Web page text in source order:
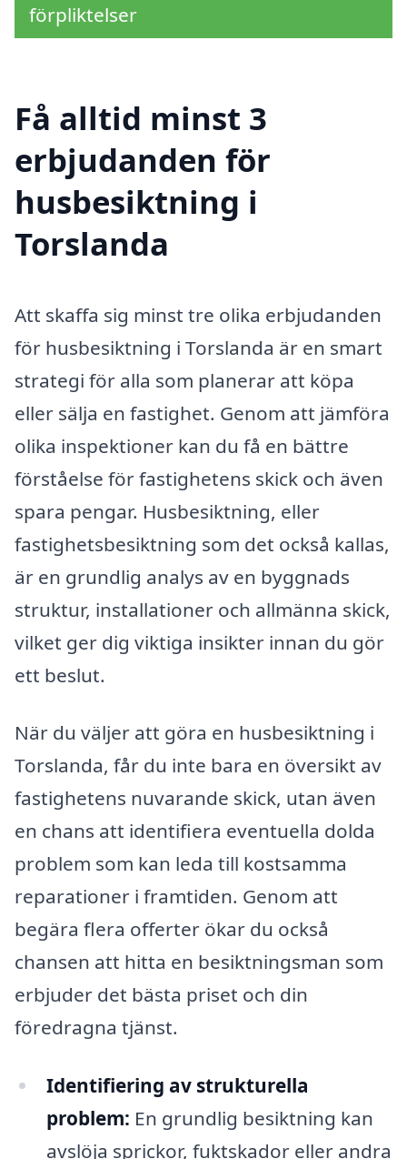
förpliktelser
Få alltid minst 3
erbjudanden för
husbesiktning i
Torslanda
Att skaffa sig minst tre olika erbjudanden
för husbesiktning i Torslanda är en smart
strategi för alla som planerar att köpa
eller sälja en fastighet. Genom att jämföra
olika inspektioner kan du få en bättre
förståelse för fastighetens skick och även
spara pengar. Husbesiktning, eller
fastighetsbesiktning som det också kallas,
är en grundlig analys av en byggnads
struktur, installationer och allmänna skick,
vilket ger dig viktiga insikter innan du gör
ett beslut.
När du väljer att göra en husbesiktning i
Torslanda, får du inte bara en översikt av
fastighetens nuvarande skick, utan även
en chans att identifiera eventuella dolda
problem som kan leda till kostsamma
reparationer i framtiden. Genom att
begära flera offerter ökar du också
chansen att hitta en besiktningsman som
erbjuder det bästa priset och din
föredragna tjänst.
Identifiering av strukturella
problem: En grundlig besiktning kan
avslöja sprickor, fuktskador eller andra